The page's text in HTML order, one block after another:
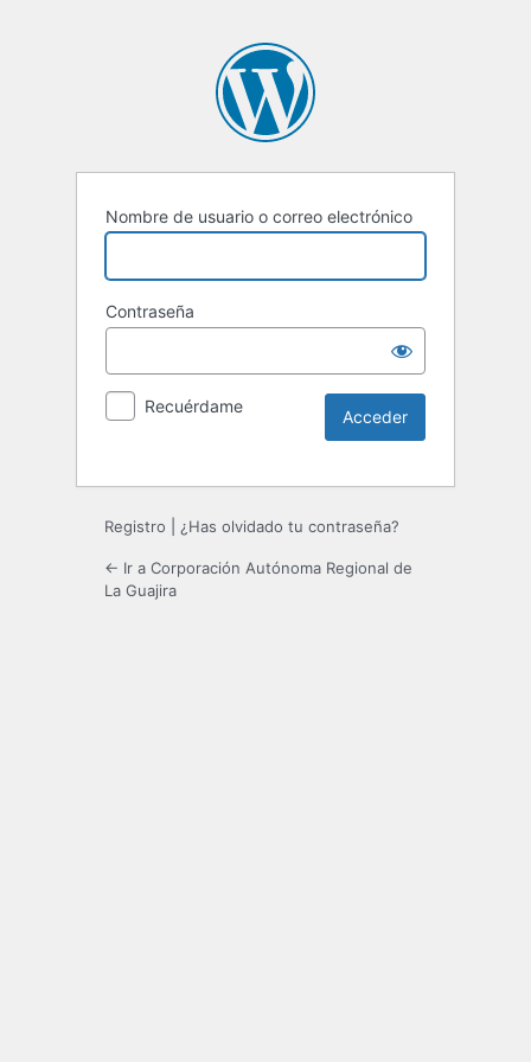
Nombre de usuario o correo electrónico
Contraseña
Recuérdame
Registro ¿Has olvidado tu contraseña?
← Ir a Corporación Autónoma Regional de
La Guajira